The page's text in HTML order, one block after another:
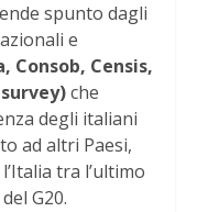
spunto dagli
e
Consob, Censis,
che
degli italiani
ad altri Paesi,
tra l’ultimo
G20.